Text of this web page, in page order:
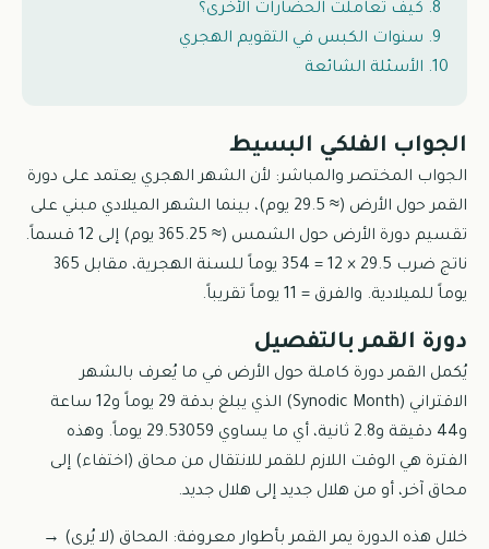
كيف تعاملت الحضارات الأخرى؟
سنوات الكبس في التقويم الهجري
الأسئلة الشائعة
الجواب الفلكي البسيط
الجواب المختصر والمباشر: لأن الشهر الهجري يعتمد على دورة
القمر حول الأرض (≈ 29.5 يوم)، بينما الشهر الميلادي مبني على
تقسيم دورة الأرض حول الشمس (≈ 365.25 يوم) إلى 12 قسماً.
ناتج ضرب 29.5 × 12 = 354 يوماً للسنة الهجرية، مقابل 365
يوماً للميلادية. والفرق = 11 يوماً تقريباً.
دورة القمر بالتفصيل
يُكمل القمر دورة كاملة حول الأرض في ما يُعرف بالشهر
الاقتراني (Synodic Month) الذي يبلغ بدقة 29 يوماً و12 ساعة
و44 دقيقة و2.8 ثانية، أي ما يساوي 29.53059 يوماً. وهذه
الفترة هي الوقت اللازم للقمر للانتقال من محاق (اختفاء) إلى
محاق آخر، أو من هلال جديد إلى هلال جديد.
خلال هذه الدورة يمر القمر بأطوار معروفة: المحاق (لا يُرى) →